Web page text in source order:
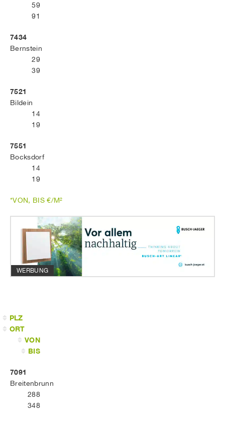
59
91
7434
Bernstein
29
39
7521
Bildein
14
19
7551
Bocksdorf
14
19
*VON, BIS €/M²
WERBUNG
PLZ
ORT
VON
BIS
7091
Breitenbrunn
288
348